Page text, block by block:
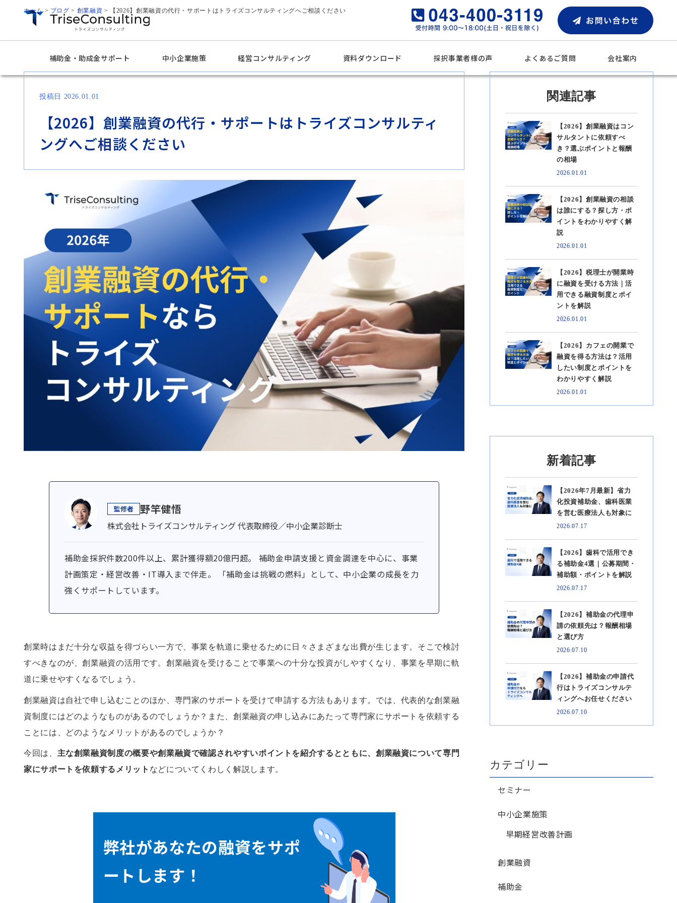
補助金・助成金サポート 中小企業施策 経営コンサルティング 資料ダウンロード 採択事業者様の声 よくあるご質問 会社案内
ホーム> ブログ > 創業融資 > 【2026】創業融資の代行・サポートはトライズコンサルティングへご相談ください
投稿日 2026.01.01
【2026】創業融資の代行・サポートはトライズコンサルティ
ングへご相談ください
野竿健悟
株式会社トライズコンサルティング 代表取締役／中小企業診断士
補助金採択件数200件以上、累計獲得額20億円超。 補助金申請支援と資金調達を中心に、事業
計画策定・経営改善・IT導入まで伴走。 「補助金は挑戦の燃料」として、中小企業の成長を力
強くサポートしています。
創業時はまだ十分な収益を得づらい一方で、事業を軌道に乗せるために日々さまざまな出費が生じます。そこで検討
すべきなのが、創業融資の活用です。創業融資を受けることで事業への十分な投資がしやすくなり、事業を早期に軌
道に乗せやすくなるでしょう。
創業融資は自社で申し込むことのほか、専門家のサポートを受けて申請する方法もあります。では、代表的な創業融
資制度にはどのようなものがあるのでしょうか？また、創業融資の申し込みにあたって専門家にサポートを依頼する
ことには、どのようなメリットがあるのでしょうか？
今回は、 主な創業融資制度の概要や創業融資で確認されやすいポイントを紹介するとともに、創業融資について専門
家にサポートを依頼するメリット などについてくわしく解説します。
弊社があなたの融資をサポ
ートします！
関連記事
【2026】創業融資はコン
サルタントに依頼すべ
き？選ぶポイントと報酬
の相場
2026.01.01
【2026】創業融資の相談
は誰にする？探し方・ポ
イントをわかりやすく解
説
2026.01.01
【2026】税理士が開業時
に融資を受ける方法｜活
用できる融資制度とポイ
ントを解説
2026.01.01
【2026】カフェの開業で
融資を得る方法は？活用
したい制度とポイントを
わかりやすく解説
2026.01.01
新着記事
【2026年7月最新】省力
化投資補助金、歯科医業
を営む医療法人も対象に
2026.07.17
【2026】歯科で活用でき
る補助金4選｜公募期間・
補助額・ポイントを解説
2026.07.17
【2026】補助金の代理申
請の依頼先は？報酬相場
と選び方
2026.07.10
【2026】補助金の申請代
行はトライズコンサルテ
ィングへお任せください
2026.07.10
カテゴリー
セミナー
中小企業施策
早期経営改善計画
創業融資
補助金